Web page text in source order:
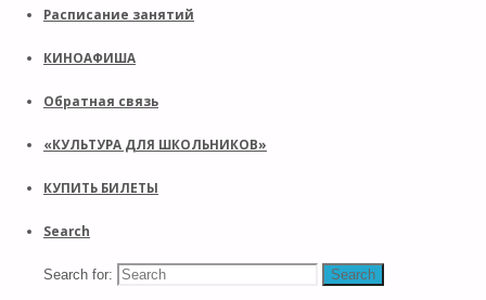
Расписание занятий
КИНОАФИША
Обратная связь
«КУЛЬТУРА ДЛЯ ШКОЛЬНИКОВ»
КУПИТЬ БИЛЕТЫ
Search
Search for: Search